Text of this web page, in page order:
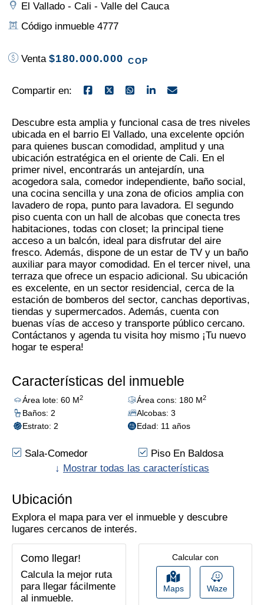
El Vallado - Cali - Valle del Cauca
Código inmueble 4777
Venta $180.000.000COP
Compartir en:
Descubre esta amplia y funcional casa de tres niveles
ubicada en el barrio El Vallado, una excelente opción
para quienes buscan comodidad, amplitud y una
ubicación estratégica en el oriente de Cali. En el
primer nivel, encontrarás un antejardín, una
acogedora sala, comedor independiente, baño social,
una cocina sencilla y una zona de oficios amplia con
lavadero de ropa, punto para lavadora. El segundo
piso cuenta con un hall de alcobas que conecta tres
habitaciones, todas con closet; la principal tiene
acceso a un balcón, ideal para disfrutar del aire
fresco. Además, dispone de un estar de TV y un baño
auxiliar para mayor comodidad. En el tercer nivel, una
terraza que ofrece un espacio adicional. Su ubicación
es excelente, en un sector residencial, cerca de la
estación de bomberos del sector, canchas deportivas,
tiendas y supermercados. Además, cuenta con
buenas vías de acceso y transporte público cercano.
Contáctanos y agenda tu visita hoy mismo ¡Tu nuevo
hogar te espera!
Características del inmueble
Área lote: 60 M2 Área cons: 180 M2
Baños: 2
Alcobas: 3
Estrato: 2
Edad: 11 años
Sala-Comedor
Piso En Baldosa
Parques Cercanos
Cerca A Sector
Colegios/Universidades
Cómodas Vias De
Acceso
Cocina Tradicional
Hall De Alcobas
Trans. Público
Cercano
↓ Mostrar todas las características
Ubicación
Explora el mapa para ver el inmueble y descubre
lugares cercanos de interés.
Como llegar!
Calcula la mejor ruta
para llegar fácilmente
al inmueble.
Calcular con
Maps Waze